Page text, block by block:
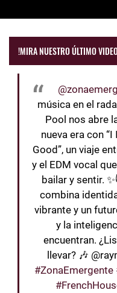
!MIRA NUESTRO ÚLTIMO
música en el
Pool nos abre
nueva era con
Good”, un viaje
y el EDM vocal
bailar y sentir.
combina
vibrante y un
y la
encuentran.
llevar? 🎶
#ZonaEmergente